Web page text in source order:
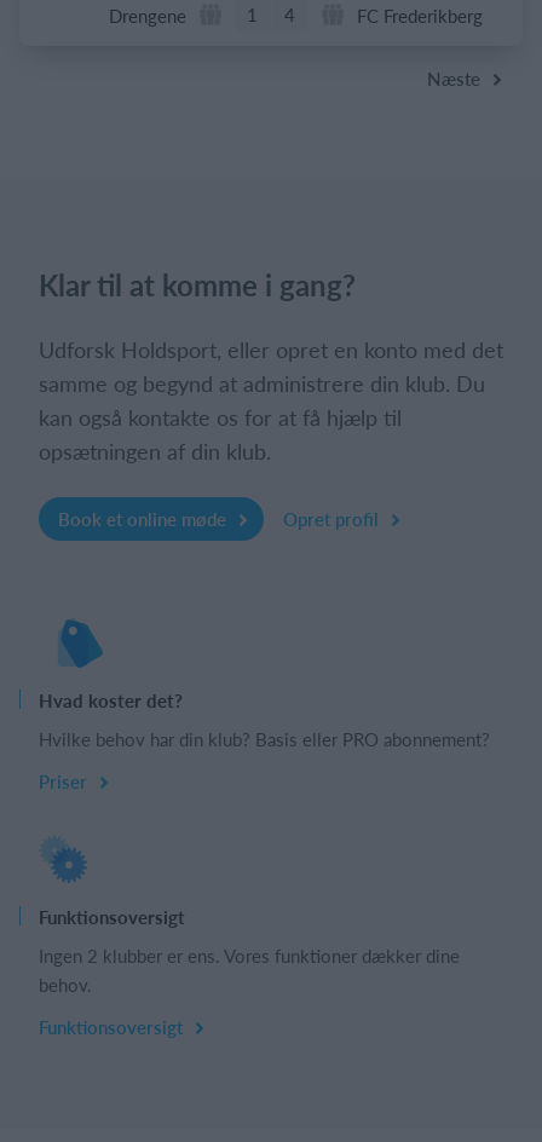
Drengene 1 4 FC Frederikberg
Næste
Klar til at komme i gang?
Udforsk Holdsport, eller opret en konto med det
samme og begynd at administrere din klub. Du
kan også kontakte os for at få hjælp til
opsætningen af din klub.
Book et online møde Opret profil
Hvad koster det?
Hvilke behov har din klub? Basis eller PRO abonnement?
Priser
Funktionsoversigt
Ingen 2 klubber er ens. Vores funktioner dækker dine
behov.
Funktionsoversigt